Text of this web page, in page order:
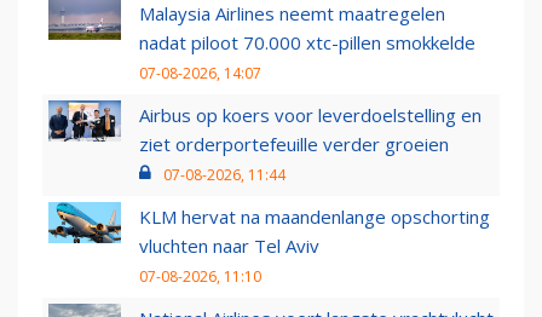
Malaysia Airlines neemt maatregelen
nadat piloot 70.000 xtc-pillen smokkelde
07-08-2026, 14:07
Airbus op koers voor leverdoelstelling en
ziet orderportefeuille verder groeien
07-08-2026, 11:44
KLM hervat na maandenlange opschorting
vluchten naar Tel Aviv
07-08-2026, 11:10